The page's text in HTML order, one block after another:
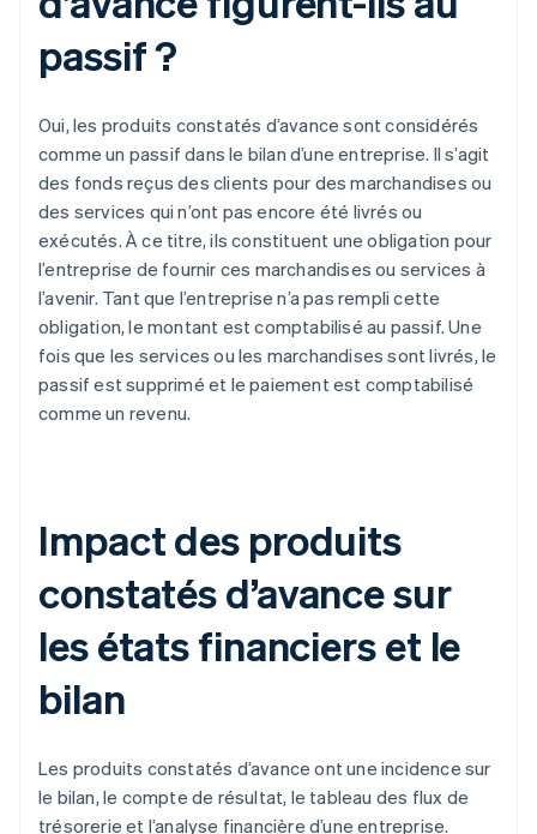
passif ?
Oui, les produits constatés d’avance sont considérés
comme un passif dans le bilan d’une entreprise. Il s’agit
des fonds reçus des clients pour des marchandises ou
des services qui n’ont pas encore été livrés ou
exécutés. À ce titre, ils constituent une obligation pour
l’entreprise de fournir ces marchandises ou services à
l’avenir. Tant que l’entreprise n’a pas rempli cette
obligation, le montant est comptabilisé au passif. Une
fois que les services ou les marchandises sont livrés, le
passif est supprimé et le paiement est comptabilisé
comme un revenu.
Impact des produits
constatés d’avance sur
les états financiers et le
bilan
Les produits constatés d’avance ont une incidence sur
le bilan, le compte de résultat, le tableau des flux de
trésorerie et l’analyse financière d’une entreprise.